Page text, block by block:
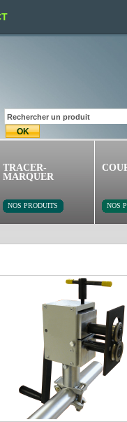
TRACER-
MARQUER
NOS PRODUITS NOS